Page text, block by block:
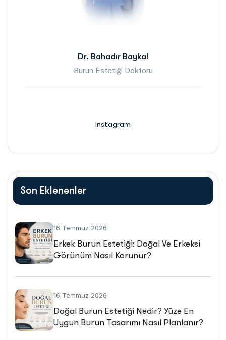
Dr. Bahadır Baykal
Burun Estetiği Doktoru
Instagram
Son Eklenenler
16 Temmuz 2026
Erkek Burun Estetiği: Doğal Ve Erkeksi
Görünüm Nasıl Korunur?
16 Temmuz 2026
Doğal Burun Estetiği Nedir? Yüze En
Uygun Burun Tasarımı Nasıl Planlanır?